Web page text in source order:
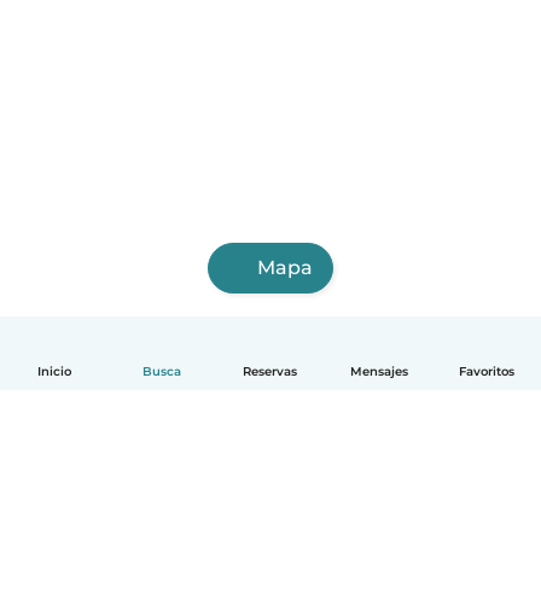
Inicio Busca Reservas Mensajes Favoritos
Mapa